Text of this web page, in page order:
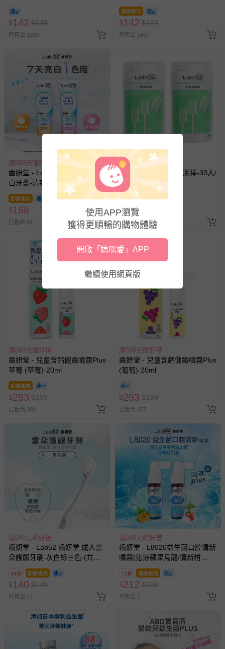
$142 $149
已售出 1503
約為1200ppm)-80g
即將售完
$142 $149
已售出 1457
滿599元贈好禮
齒妍堂 - Lab52 齒妍堂 藍礦淨
白牙膏-清新柚香/白桃烏
龍-110g
即將售完
$168
已售出 66
滿599元贈好禮
齒妍堂 - [2組]口腔清潔棒-30入/
組
即將售完
$760
已售出 26
滿599元贈好禮
齒妍堂 - 兒童含鈣健齒噴霧Plus
草莓 (草莓)-20ml
即將售完
$293 $299
已售出 369
滿599元贈好禮
齒妍堂 - 兒童含鈣健齒噴霧Plus
(葡萄)-20ml
$293 $299
已售出 357
滿599元贈好禮
齒妍堂 - Lab52 齒妍堂 成人雲
朵護齦牙刷-灰白綠三色-(共三
94折 即將售完
$140 $149
已售出 77
滿599元贈好禮
齒妍堂 - L8020益生菌口腔清新
噴霧(沁涼蘋果烏龍/清新柑
橘)-20mL
71折 即將售完
$212 $300
已售出 7
使用APP瀏覽
獲得更順暢的購物體驗
開啟「媽咪愛」APP
繼續使用網頁版